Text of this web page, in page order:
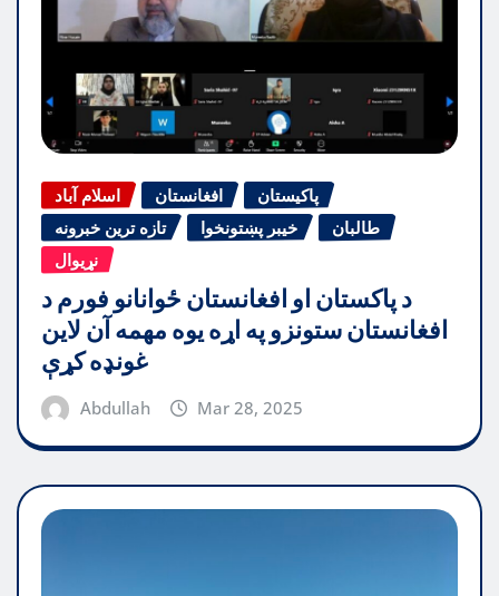
اسلام آباد افغانستان
پاکیستان
تازه ترین خبرونه
خیبر پښتونخوا
طالبان
نړیوال
د پاکستان او افغانستان ځوانانو فورم د
افغانستان ستونزو په اړه یوه مهمه آن لاین
غونډه کړې
Abdullah Mar 28, 2025